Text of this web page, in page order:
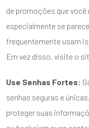
de promoções que você
especialmente se
frequentemente usam
Em vez disso, visite o
Use Senhas Fortes:
senhas seguras e
proteger suas